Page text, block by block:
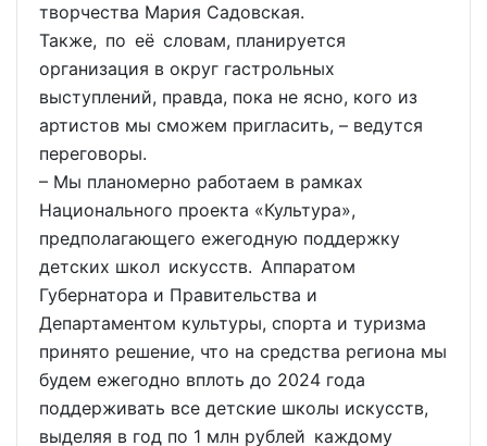
творчества Мария Садовская.
Также, по её словам, планируется
организация в округ гастрольных
выступлений, правда, пока не ясно, кого из
артистов мы сможем пригласить, – ведутся
переговоры.
– Мы планомерно работаем в рамках
Национального проекта «Культура»,
предполагающего ежегодную поддержку
детских школ искусств. Аппаратом
Губернатора и Правительства и
Департаментом культуры, спорта и туризма
принято решение, что на средства региона мы
будем ежегодно вплоть до 2024 года
поддерживать все детские школы искусств,
выделяя в год по 1 млн рублей каждому